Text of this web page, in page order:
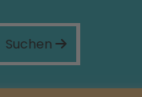
Suchen